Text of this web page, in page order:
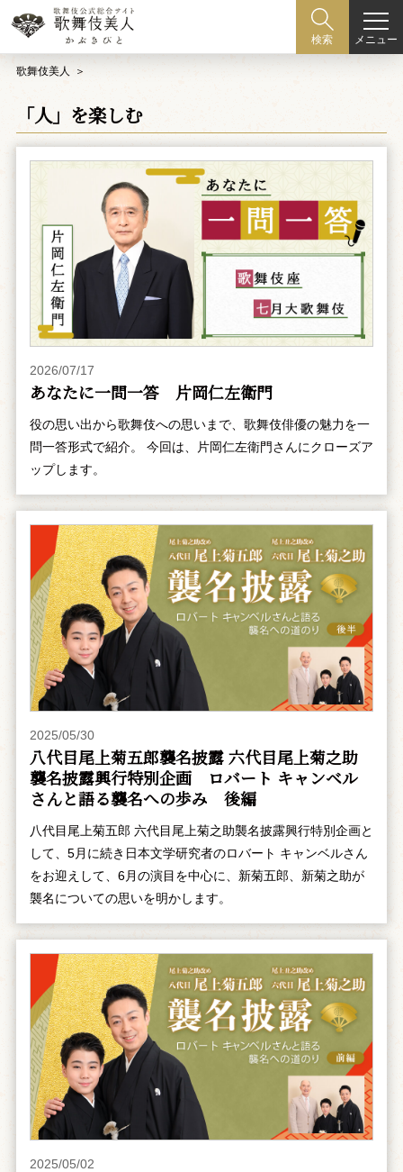
検索 メニュー
歌舞伎美人
「人」を楽しむ
2026/07/17
あなたに一問一答 片岡仁左衛門
役の思い出から歌舞伎への思いまで、歌舞伎俳優の魅力を一
問一答形式で紹介。 今回は、片岡仁左衛門さんにクローズア
ップします。
2025/05/30
八代目尾上菊五郎襲名披露 六代目尾上菊之助
襲名披露興行特別企画 ――ロバート キャンベル
さんと語る襲名への歩み 後編
八代目尾上菊五郎 六代目尾上菊之助襲名披露興行特別企画と
して、5月に続き日本文学研究者のロバート キャンベルさん
をお迎えして、6月の演目を中心に、新菊五郎、新菊之助が
襲名についての思いを明かします。
2025/05/02